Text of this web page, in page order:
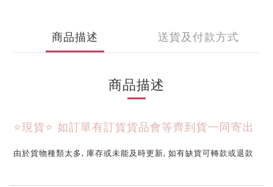
商品描述 送貨及付款方式
商品描述
⭐現貨⭐ 如訂單有訂貨貨品會等齊到貨一同寄出
由於貨物種類太多, 庫存或未能及時更新, 如有缺貨可轉款或退款